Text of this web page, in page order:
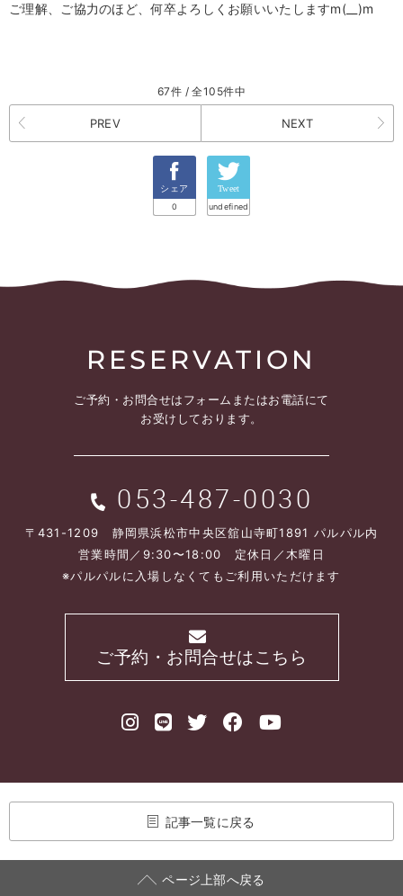
ご理解、ご協力のほど、何卒よろしくお願いいたしますm(__)m
67件 / 全105件中
PREV NEXT
シェア
0
Tweet
undefined
RESERVATION
ご予約・お問合せはフォームまたはお電話にて
お受けしております。
053-487-0030
〒431-1209 静岡県浜松市中央区舘山寺町1891 パルパル内
営業時間／9:30〜18:00 定休日／木曜日
※パルパルに入場しなくてもご利用いただけます
ご予約・お問合せはこちら
記事一覧に戻る
ページ上部へ戻る